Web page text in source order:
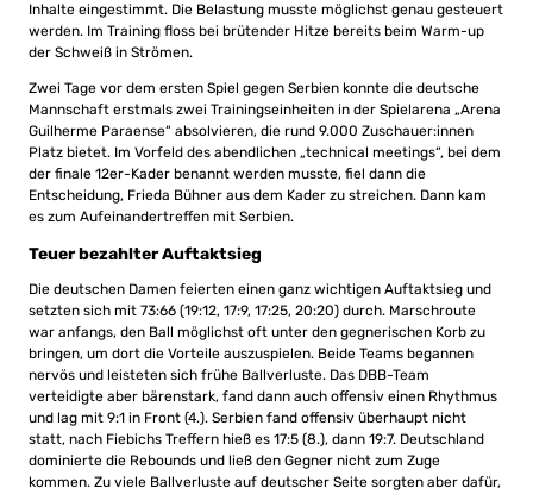
Inhalte eingestimmt. Die Belastung musste möglichst genau gesteuert
werden. Im Training floss bei brütender Hitze bereits beim Warm-up
der Schweiß in Strömen.
Zwei Tage vor dem ersten Spiel gegen Serbien konnte die deutsche
Mannschaft erstmals zwei Trainingseinheiten in der Spielarena „Arena
Guilherme Paraense“ absolvieren, die rund 9.000 Zuschauer:innen
Platz bietet. Im Vorfeld des abendlichen „technical meetings“, bei dem
der finale 12er-Kader benannt werden musste, fiel dann die
Entscheidung, Frieda Bühner aus dem Kader zu streichen. Dann kam
es zum Aufeinandertreffen mit Serbien.
Teuer bezahlter Auftaktsieg
Die deutschen Damen feierten einen ganz wichtigen Auftaktsieg und
setzten sich mit 73:66 (19:12, 17:9, 17:25, 20:20) durch. Marschroute
war anfangs, den Ball möglichst oft unter den gegnerischen Korb zu
bringen, um dort die Vorteile auszuspielen. Beide Teams begannen
nervös und leisteten sich frühe Ballverluste. Das DBB-Team
verteidigte aber bärenstark, fand dann auch offensiv einen Rhythmus
und lag mit 9:1 in Front (4.). Serbien fand offensiv überhaupt nicht
statt, nach Fiebichs Treffern hieß es 17:5 (8.), dann 19:7. Deutschland
dominierte die Rebounds und ließ den Gegner nicht zum Zuge
kommen. Zu viele Ballverluste auf deutscher Seite sorgten aber dafür,